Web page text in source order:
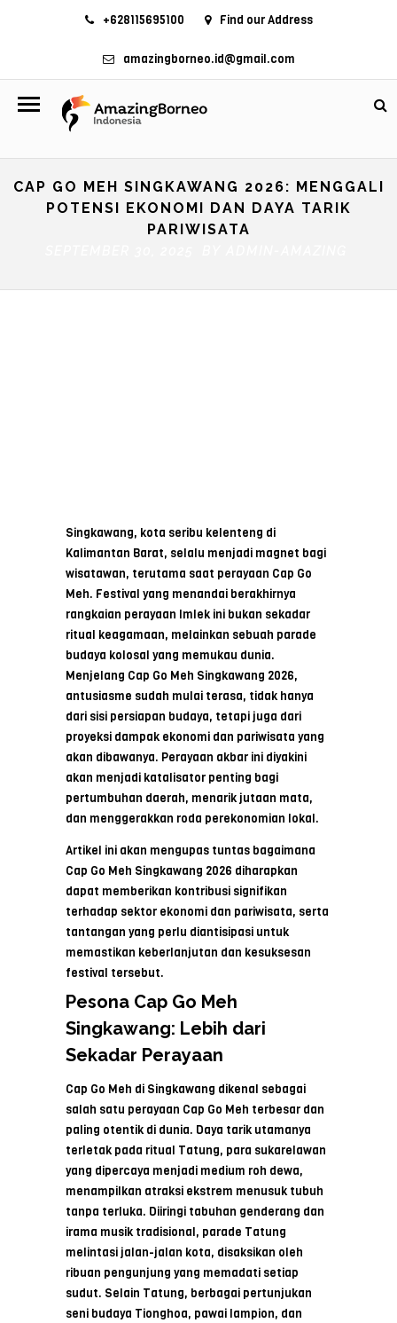
+628115695100 Find our Address
amazingborneo.id@gmail.com
CAP GO MEH SINGKAWANG 2026: MENGGALI
POTENSI EKONOMI DAN DAYA TARIK
PARIWISATA
Singkawang, kota seribu kelenteng di
Kalimantan Barat, selalu menjadi magnet bagi
wisatawan, terutama saat perayaan Cap Go
Meh. Festival yang menandai berakhirnya
rangkaian perayaan Imlek ini bukan sekadar
ritual keagamaan, melainkan sebuah parade
budaya kolosal yang memukau dunia.
Menjelang Cap Go Meh Singkawang 2026,
antusiasme sudah mulai terasa, tidak hanya
dari sisi persiapan budaya, tetapi juga dari
proyeksi dampak ekonomi dan pariwisata yang
akan dibawanya. Perayaan akbar ini diyakini
akan menjadi katalisator penting bagi
pertumbuhan daerah, menarik jutaan mata,
dan menggerakkan roda perekonomian lokal.
Artikel ini akan mengupas tuntas bagaimana
Cap Go Meh Singkawang 2026 diharapkan
dapat memberikan kontribusi signifikan
terhadap sektor ekonomi dan pariwisata, serta
tantangan yang perlu diantisipasi untuk
memastikan keberlanjutan dan kesuksesan
festival tersebut.
Pesona Cap Go Meh
Singkawang: Lebih dari
Sekadar Perayaan
Cap Go Meh di Singkawang dikenal sebagai
salah satu perayaan Cap Go Meh terbesar dan
paling otentik di dunia. Daya tarik utamanya
terletak pada ritual Tatung, para sukarelawan
yang dipercaya menjadi medium roh dewa,
menampilkan atraksi ekstrem menusuk tubuh
tanpa terluka. Diiringi tabuhan genderang dan
irama musik tradisional, parade Tatung
melintasi jalan-jalan kota, disaksikan oleh
ribuan pengunjung yang memadati setiap
sudut. Selain Tatung, berbagai pertunjukan
seni budaya Tionghoa, pawai lampion, dan